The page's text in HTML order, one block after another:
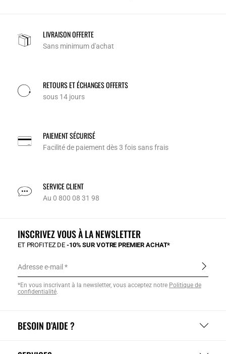
LIVRAISON OFFERTE
Sans minimum d'achat
RETOURS ET ÉCHANGES OFFERTS
sous 14 jours
PAIEMENT SÉCURISÉ
Facilité de paiement dès 3 fois sans frais
SERVICE CLIENT
Au 0 800 08 31 98
BESOIN D’AIDE ?
INSCRIVEZ VOUS À LA NEWSLETTER
ET PROFITEZ DE-10% SUR VOTRE PREMIER ACHAT*
Adresse e-mail
*En vous inscrivant à la newsletter, vous acceptez notre Politique de
confidentialité.